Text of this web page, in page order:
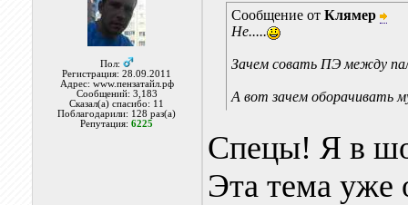
Пол:
Регистрация: 28.09.2011
Адрес: www.пензатайл.рф
Сообщений: 3,183
Сказал(а) спасибо: 11
Поблагодарили: 128 раз(а)
Репутация:6225
Сообщение от Клямер
Не.....
Зачем совать ПЭ между
А вот зачем оборачивать
Спецы! Я в
Эта тема уже